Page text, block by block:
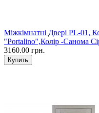
Міжкімнатні Двері PL-01,
"Portalino",Колір -Санома
3160.00 грн.